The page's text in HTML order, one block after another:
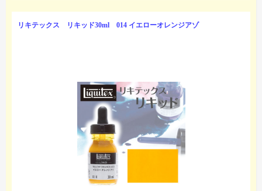
リキテックス リキッド30ml 014 イエローオレンジアゾ